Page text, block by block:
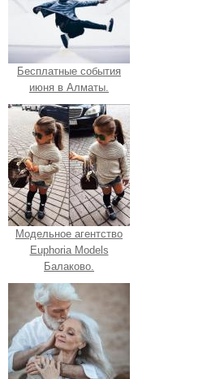
Бесплатные события
июня в Алматы.
Модельное агентство
Euphoria Models
Балаково.